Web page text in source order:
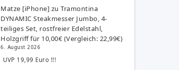
Matze [iPhone] zuTramontina
DYNAMIC Steakmesser Jumbo, 4-
teiliges Set, rostfreier Edelstahl,
Holzgriff für 10,00€ (Vergleich: 22,99€)
6. August 2026
UVP 19,99 Euro !!!